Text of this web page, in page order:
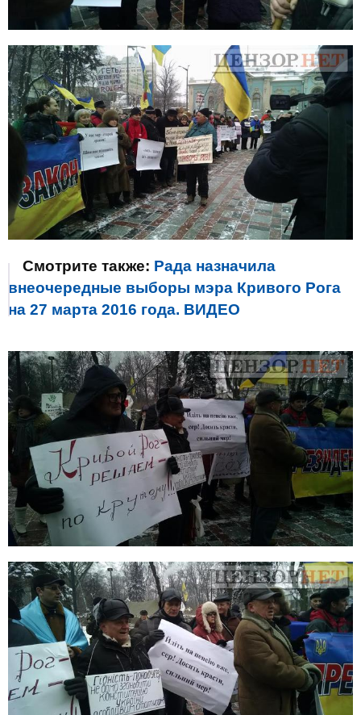
Смотрите также: Рада назначила
внеочередные выборы мэра Кривого Рога
на 27 марта 2016 года. ВИДЕО